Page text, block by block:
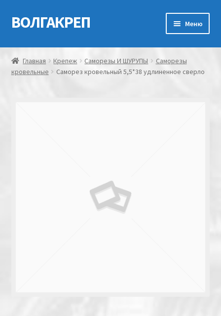
Перейти
к
Перейти
к
ВОЛГАКРЕП Меню
Главная
Контакты
Главная Крепеж Саморезы И ШУРУПЫ
Саморезы
кровельные
Саморез кровельный 5,5*38 удлиненное сверло